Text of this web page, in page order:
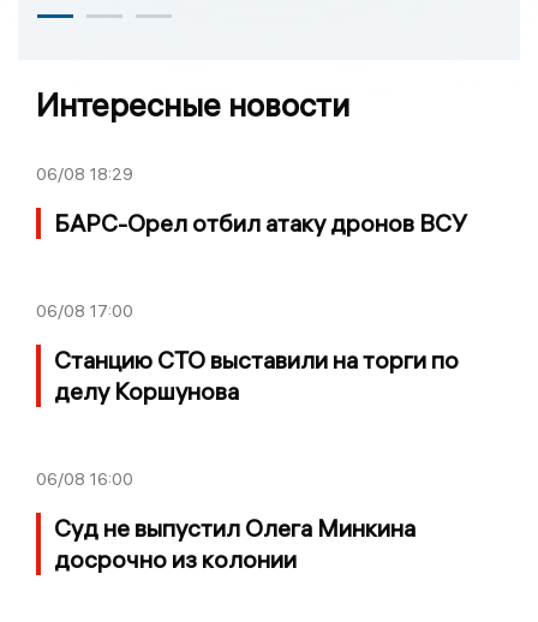
Интересные новости
06/08 18:29
БАРС-Орел отбил атаку дронов ВСУ
06/08 17:00
Станцию СТО выставили на торги по
делу Коршунова
06/08 16:00
Суд не выпустил Олега Минкина
досрочно из колонии